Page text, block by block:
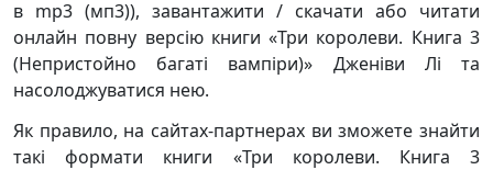
в mp3 (мп3)), завантажити / скачати або читати
онлайн повну версію книги «Три королеви. Книга 3
(Непристойно багаті вампіри)» Дженіви Лі та
насолоджуватися нею.
Як правило, на сайтах-партнерах ви зможете знайти
такі формати книги «Три королеви. Книга 3